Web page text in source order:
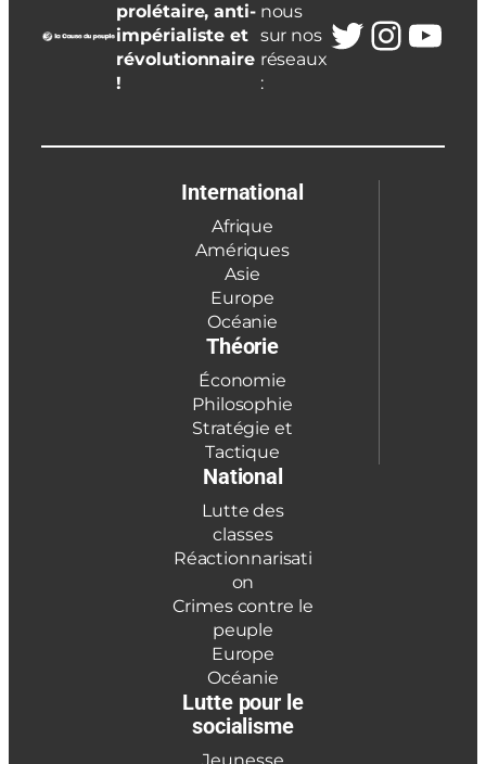
prolétaire, anti-
impérialiste et
révolutionnaire
!
nous
sur nos
réseaux
:
Twitter
International
Afrique
Amériques
Asie
Europe
Océanie
Théorie
Économie
Philosophie
Stratégie et
Tactique
National
Lutte des
classes
Réactionnarisati
on
Crimes contre le
peuple
Europe
Océanie
Lutte pour le
socialisme